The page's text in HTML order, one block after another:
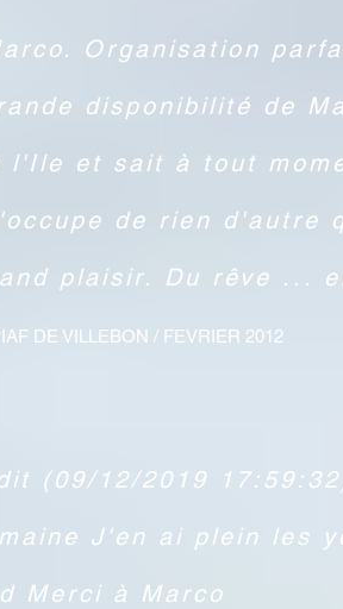
/ JOB / TITLE
Organisation
disponibilité de
l'Ile et sait à tout
de rien d'autre
plaisir. Du rêve ...
DE VILLEBON / FEVRIER 2012
(09/12/2019
J'en ai plein les
Merci à Marco